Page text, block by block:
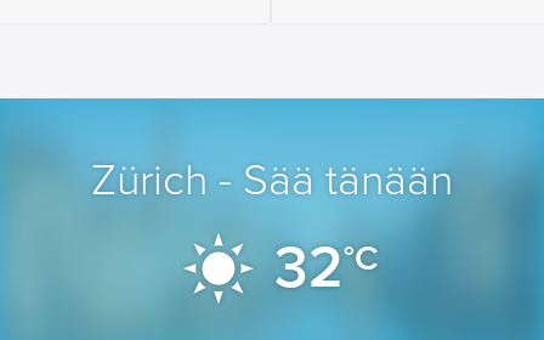
Zürich - Sää tänään
32°C